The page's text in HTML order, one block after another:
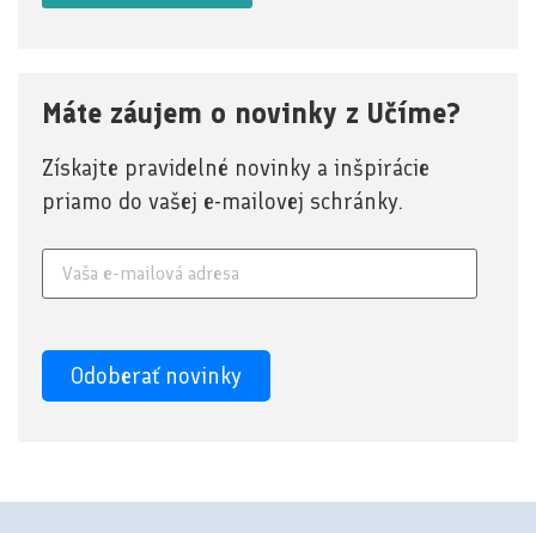
Máte záujem o novinky z Učíme?
Získajte pravidelné novinky a inšpirácie
priamo do vašej e-mailovej schránky.